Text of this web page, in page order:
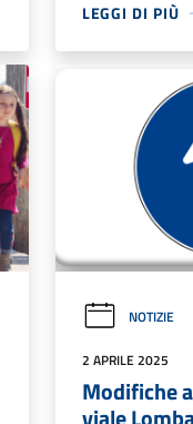
LEGGI DI PIÙ
NOTIZIE
2 APRILE 2025
Modifiche